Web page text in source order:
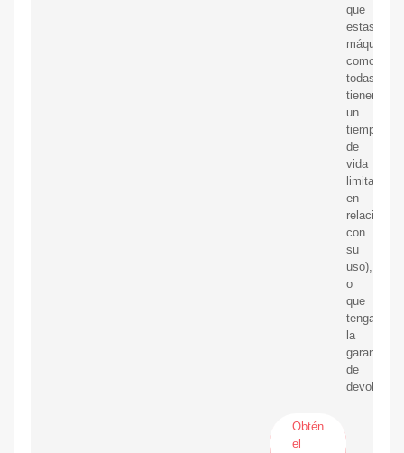
que
estas
máquinas,
como
todas,
tienen
un
tiempo
de
vida
limitado,
en
relación
con
su
uso),
o
que
tengamos
la
garantía
de
devolución
Obtén
el